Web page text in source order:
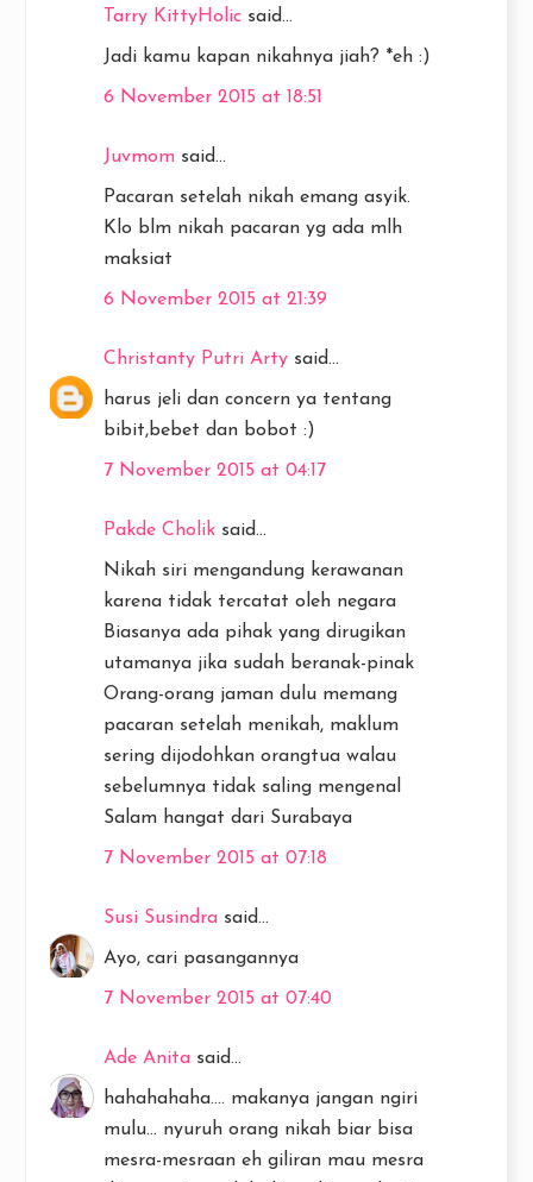
Tarry KittyHolic said...
Jadi kamu kapan nikahnya jiah? *eh :)
6 November 2015 at 18:51
Juvmom said...
Pacaran setelah nikah emang asyik.
Klo blm nikah pacaran yg ada mlh
maksiat
6 November 2015 at 21:39
Christanty Putri Arty said...
harus jeli dan concern ya tentang
bibit,bebet dan bobot :)
7 November 2015 at 04:17
Pakde Cholik said...
Nikah siri mengandung kerawanan
karena tidak tercatat oleh negara
Biasanya ada pihak yang dirugikan
utamanya jika sudah beranak-pinak
Orang-orang jaman dulu memang
pacaran setelah menikah, maklum
sering dijodohkan orangtua walau
sebelumnya tidak saling mengenal
Salam hangat dari Surabaya
7 November 2015 at 07:18
Susi Susindra said...
Ayo, cari pasangannya
7 November 2015 at 07:40
Ade Anita said...
hahahahaha.... makanya jangan ngiri
mulu... nyuruh orang nikah biar bisa
mesra-mesraan eh giliran mau mesra